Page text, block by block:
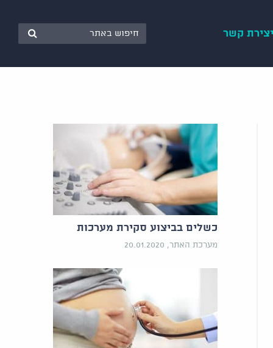
קשר
כשלים בביצוע סקירת מערכות
מערכת האתר, 20.01.2020